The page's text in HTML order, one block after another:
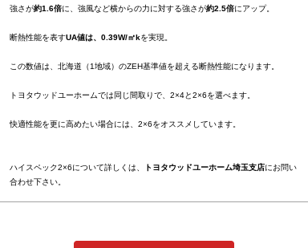
強さが約1.6倍に、強風など横からの力に対する強さが約2.5倍にアップ。
断熱性能を表すUA値は、0.39W/㎡kを実現。
この数値は、北海道（1地域）のZEH基準値を超える断熱性能になります。
トヨタウッドユーホームでは同じ間取りで、2×4と2×6を選べます。
快適性能を更に高めたい場合には、2×6をオススメしています。
ハイスペック2×6について詳しくは、 トヨタウッドユーホーム埼玉支店にお問い
合わせ下さい。